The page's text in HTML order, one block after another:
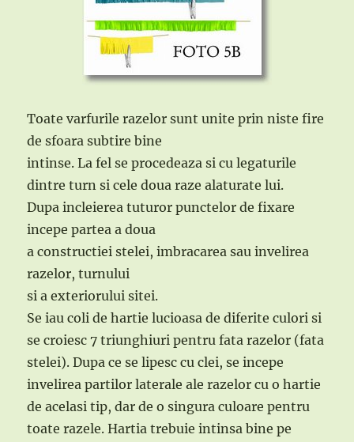
Toate varfurile razelor sunt unite prin niste fire
de sfoara subtire bine
intinse. La fel se procedeaza si cu legaturile
dintre turn si cele doua raze alaturate lui.
Dupa incleierea tuturor punctelor de fixare
incepe partea a doua
a constructiei stelei, imbracarea sau invelirea
razelor, turnului
si a exteriorului sitei.
Se iau coli de hartie lucioasa de diferite culori si
se croiesc 7 triunghiuri pentru fata razelor (fata
stelei). Dupa ce se lipesc cu clei, se incepe
invelirea partilor laterale ale razelor cu o hartie
de acelasi tip, dar de o singura culoare pentru
toate razele. Hartia trebuie intinsa bine pe